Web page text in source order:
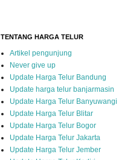
TENTANG HARGA TELUR
Artikel pengunjung
Never give up
Update Harga Telur Bandung
Update harga telur banjarmasin
Update Harga Telur Banyuwangi
Update Harga Telur Blitar
Update Harga Telur Bogor
Update Harga Telur Jakarta
Update Harga Telur Jember